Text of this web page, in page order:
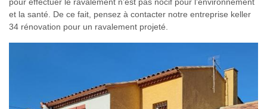
et la santé. De ce fait, pensez à contacter notre entreprise keller
34 rénovation pour un ravalement projeté.